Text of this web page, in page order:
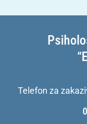
Telefon za